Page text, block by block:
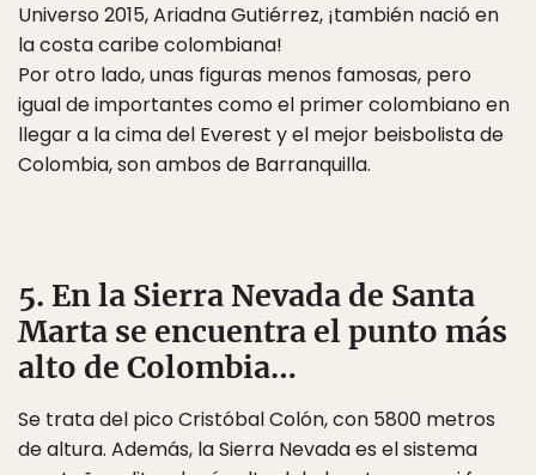
Universo 2015, Ariadna Gutiérrez, ¡también nació en
la costa caribe colombiana!
Por otro lado, unas figuras menos famosas, pero
igual de importantes como el primer colombiano en
llegar a la cima del Everest y el mejor beisbolista de
Colombia, son ambos de Barranquilla.
5. En la Sierra Nevada de Santa
Marta se encuentra el punto más
alto de Colombia…
Se trata del pico Cristóbal Colón, con 5800 metros
de altura. Además, la Sierra Nevada es el sistema